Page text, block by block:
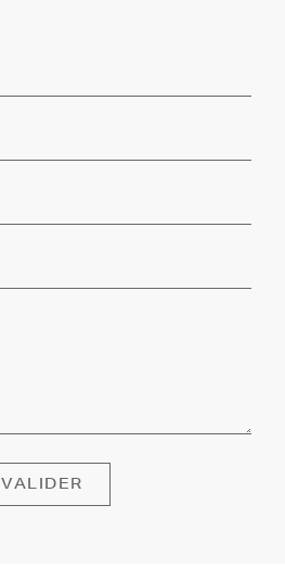
VALIDER